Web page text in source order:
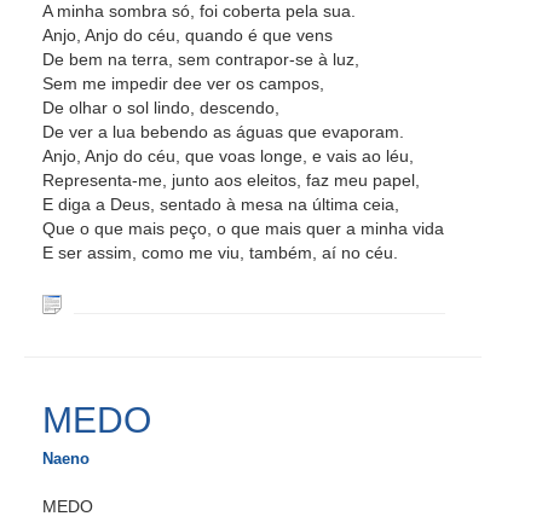
A minha sombra só, foi coberta pela sua.
Anjo, Anjo do céu, quando é que vens
De bem na terra, sem contrapor-se à luz,
Sem me impedir dee ver os campos,
De olhar o sol lindo, descendo,
De ver a lua bebendo as águas que evaporam.
Anjo, Anjo do céu, que voas longe, e vais ao léu,
Representa-me, junto aos eleitos, faz meu papel,
E diga a Deus, sentado à mesa na última ceia,
Que o que mais peço, o que mais quer a minha vida
E ser assim, como me viu, também, aí no céu.
MEDO
Naeno
MEDO